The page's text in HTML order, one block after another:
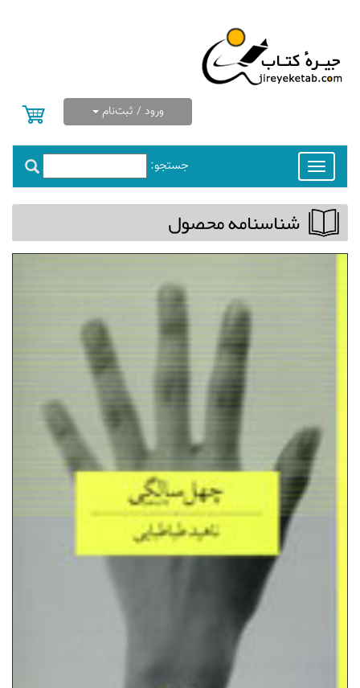
ورود / ثبت‌نام
جستجو:
Toggle
navigation
شناسنامه محصول